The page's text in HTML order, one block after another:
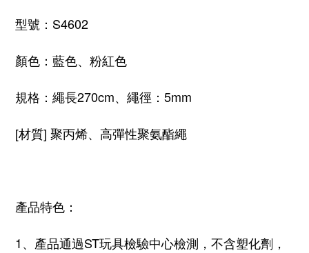
型號：S4602
顏色：藍色、粉紅色
規格：繩長270cm、繩徑：5mm
[材質] 聚丙烯、高彈性聚氨酯繩
產品特色：
1、產品通過ST玩具檢驗中心檢測，不含塑化劑，